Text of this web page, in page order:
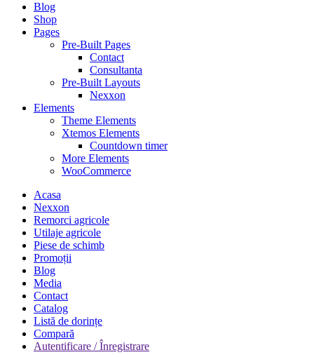
Blog
Shop
Pages
Pre-Built Pages
Contact
Consultanta
Pre-Built Layouts
Nexxon
Elements
Theme Elements
Xtemos Elements
Countdown timer
More Elements
WooCommerce
Acasa
Nexxon
Remorci agricole
Utilaje agricole
Piese de schimb
Promoții
Blog
Media
Contact
Catalog
Listă de dorințe
Compară
Autentificare / Înregistrare